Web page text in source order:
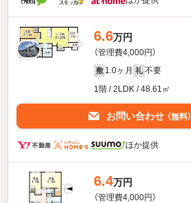
6.6万円
（管理費4,000円）
敷 1.0ヶ月 礼 不要
1階 / 2LDK / 48.61㎡
お問い合わせ （無料）
ほか提供
6.4万円
（管理費4,000円）